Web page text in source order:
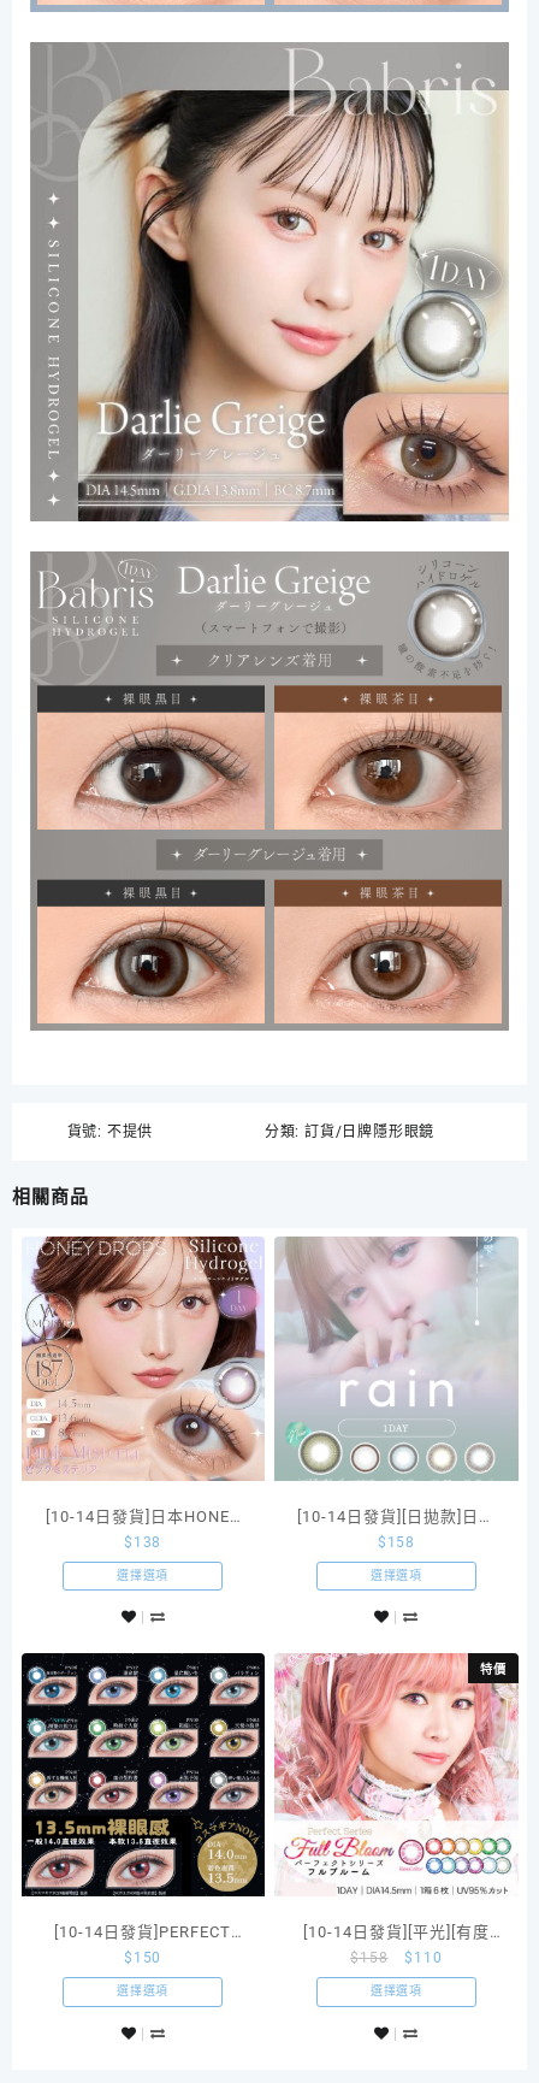
貨號: 不提供 分類: 訂貨/日牌隱形眼鏡
相關商品
[10-14日發貨]日本HONEY
DROPS silicone hydrogel系
列14.5mm日拋款隱形眼鏡
一盒10片
$ 138
選擇選項
[10-14日發貨][日拋款]日本
rain系列1DAY隱形眼鏡
SIBERIAN OLIVE GRAY
BLUE NEMOPHILA
$ 158
選擇選項
[10-14日發貨]PERFECT
SERIES COSMAGIA NOVA
拋彩色隱形眼鏡
$ 150
選擇選項
特價
[10-14日發貨][平光][有度
數]Perfect Series Full
Bloom 1 day日拋彩色隱形眼
$158 $ 110
選擇選項